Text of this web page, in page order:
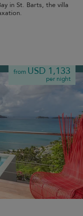
in St. Barts, the villa
from USD 1,133
per night